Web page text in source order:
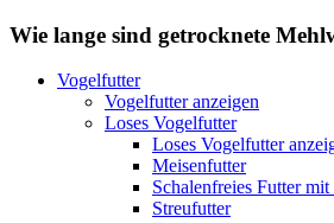
Wie lange sind getrocknete
Vogelfutter
Vogelfutter anzeigen
Loses Vogelfutter
Loses Vogelfutter
Meisenfutter
Schalenfreies Futter mit
Streufutter